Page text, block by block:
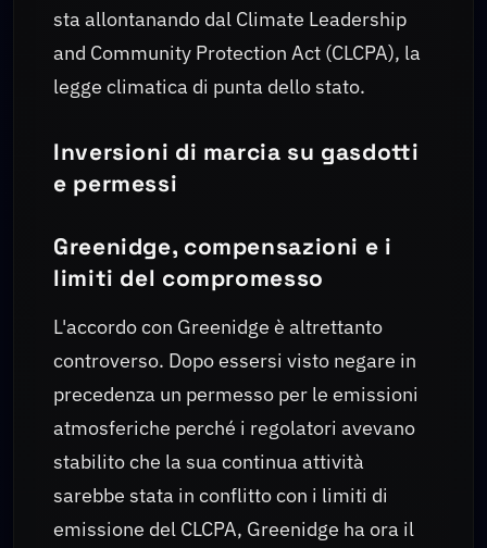
sta allontanando dal Climate Leadership
and Community Protection Act (CLCPA), la
legge climatica di punta dello stato.
Inversioni di marcia su gasdotti
e permessi
Greenidge, compensazioni e i
limiti del compromesso
L'accordo con Greenidge è altrettanto
controverso. Dopo essersi visto negare in
precedenza un permesso per le emissioni
atmosferiche perché i regolatori avevano
stabilito che la sua continua attività
sarebbe stata in conflitto con i limiti di
emissione del CLCPA, Greenidge ha ora il